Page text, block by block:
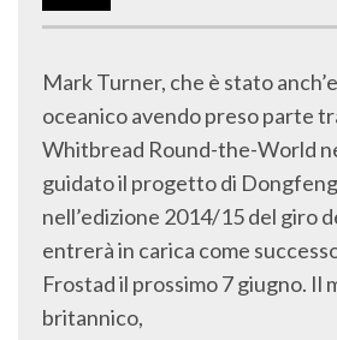
Mark Turner, che è stato
oceanico avendo preso parte
Whitbread Round-the-World
guidato il progetto di
nell’edizione 2014/15 del giro
entrerà in carica come
Frostad il prossimo 7 giugno. Il
britannico,